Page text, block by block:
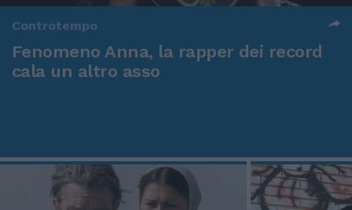
Controtempo
Fenomeno Anna, la rapper dei record
cala un altro asso